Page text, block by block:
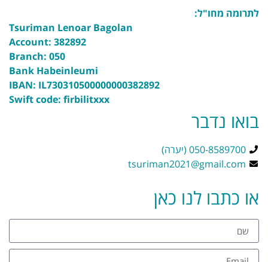
לתרומה מחו"ל:
Tsuriman Lenoar Bagolan
Account: 382892
Branch: 050
Bank Habeinleumi
IBAN: IL730310500000000382892
Swift code: firbilitxxx
בואו נדבר
050-8589700 (יערה)
tsuriman2021@gmail.com
או כתבו לנו כאן